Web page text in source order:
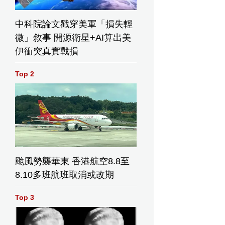
中科院論文戳穿美軍「損失輕
微」敘事 開源衛星+AI算出美
伊衝突真實戰損
Top 2
颱風勢襲華東 香港航空8.8至
8.10多班航班取消或改期
Top 3